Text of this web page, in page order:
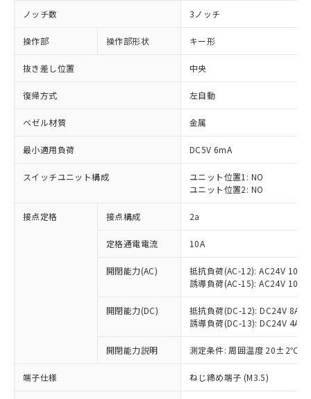
ノッチ数 3ノッチ
操作部 操作部形状 キー形
抜き差し位置 中央
復帰方式 左自動
ベゼル材質 金属
最小適用負荷 DC5V 6mA
スイッチユニット構成
ユニット位置1: NO
ユニット位置2: NO
接点定格 接点構成 2a
定格通電電流 10A
開閉能力(AC)
抵抗負荷(AC-12): AC24V 10A/
誘導負荷(AC-15): AC24V
開閉能力(DC)
抵抗負荷(DC-12): DC24V 8A/
誘導負荷(DC-13): DC24V 4A/
開閉能力説明 測定条件: 周囲温度 20±2℃、
端子仕様 ねじ締め端子 (M3.5)
ご利用条件
以下の条件をお読みいただき、同意のうえ
対応済み：EU RoHS指令（10物質）の
非含有に対応した製品が提供可能な商品で
対応予定：EU RoHS指令（10物質）の非含
有に対応した製品に切り替える予定のある
対応予定なし：EU RoHS指令（10物質）の
非含有に非対応の商品で、対応品を出す予